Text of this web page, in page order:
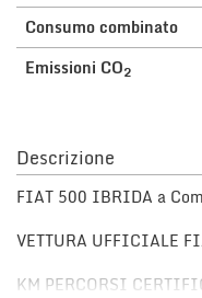
Consumo combinato
Emissioni CO2
Descrizione
FIAT 500 IBRIDA a
VETTURA UFFICIALE
KM PERCORSI
Cookie necessari
Cookie per il
Cookie di